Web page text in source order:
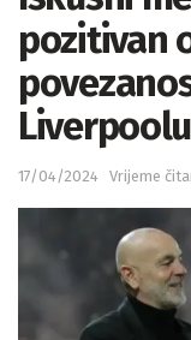
pozitivan
Liverpoolu
17/04/2024 Vrijeme